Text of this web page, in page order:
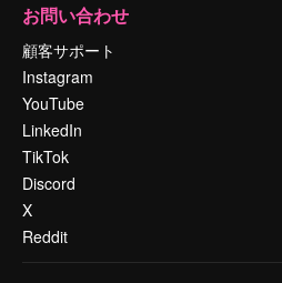
お問い合わせ
顧客サポート
Instagram
YouTube
LinkedIn
TikTok
Discord
X
Reddit